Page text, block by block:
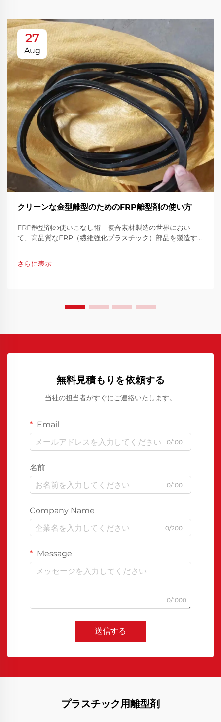
27
Aug
クリーンな金型離型のためのFRP離型剤の使い方
FRP離型剤の使いこなし術 複合素材製造の世界におい
て、高品質なFRP（繊維強化プラスチック）部品を製造す
が不可欠です。FRP離型剤はこのプロセスにおいて極めて
重要な役割を果たします。
さらに表示
無料見積もりを依頼する
当社の担当者がすぐにご連絡いたします。
Email
0/100
名前
0/100
Company Name
0/200
Message
0/1000
送信する
プラスチック用離型剤